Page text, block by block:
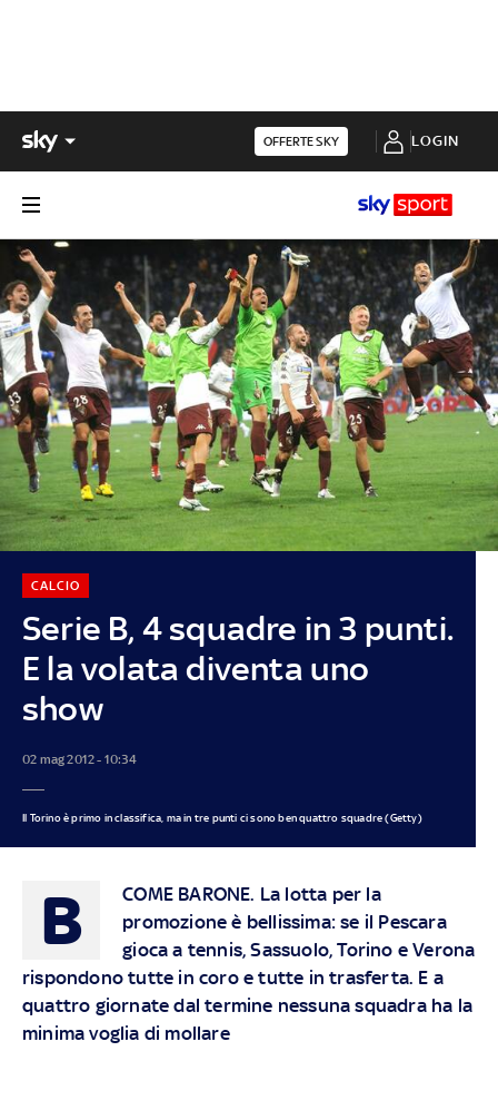
OFFERTE SKY LOGIN
Serie B, 4 squadre in 3 punti.
E la volata diventa uno
show
CALCIO
02 mag 2012 - 10:34
Il Torino è primo in classifica, ma in tre punti ci sono ben quattro squadre (Getty)
B
COME BARONE. La lotta per la
promozione è bellissima: se il Pescara
gioca a tennis, Sassuolo, Torino e Verona
rispondono tutte in coro e tutte in trasferta. E a
quattro giornate dal termine nessuna squadra ha la
minima voglia di mollare